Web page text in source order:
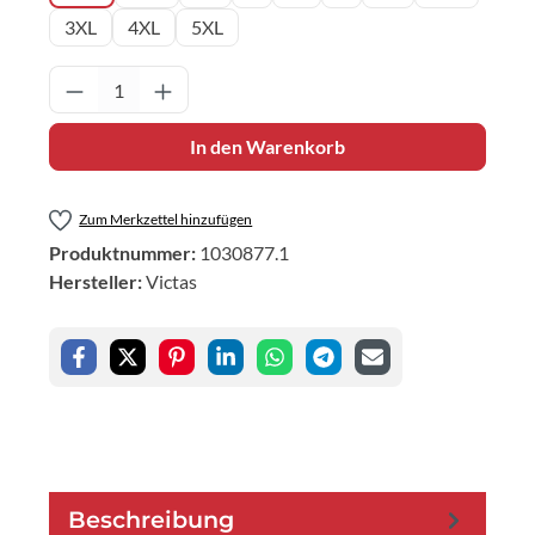
3XL
4XL 5XL
Produkt Anzahl: Gib den gewünschten
In den Warenkorb
Zum Merkzettel hinzufügen
Produktnummer: 1030877.1
Hersteller:Victas
Beschreibung